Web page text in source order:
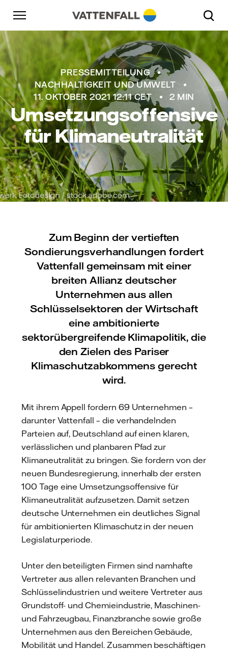
Überspringen
Zurück zur Hauptnavigation
Gehe zur Fußzeile
PRESSEMITTEILUNG
NACHHALTIGKEIT UND UMWELT
11. OKTOBER 2021 12:11 CET
2 MIN
Umsetzungsoffensive
für Klimaneutralität
Zum Beginn der vertieften
Sondierungsverhandlungen fordert
Vattenfall gemeinsam mit einer
breiten Allianz deutscher
Unternehmen aus allen
Schlüsselsektoren der Wirtschaft
eine ambitionierte
sektorübergreifende Klimapolitik, die
den Zielen des Pariser
Klimaschutzabkommens gerecht
wird.
Mit ihrem Appell fordern 69 Unternehmen –
darunter Vattenfall – die verhandelnden
Parteien auf, Deutschland auf einen klaren,
verlässlichen und planbaren Pfad zur
Klimaneutralität zu bringen. Sie fordern von der
neuen Bundesregierung, innerhalb der ersten
100 Tage eine Umsetzungsoffensive für
Klimaneutralität aufzusetzen. Damit setzen
deutsche Unternehmen ein deutliches Signal
für ambitionierten Klimaschutz in der neuen
Legislaturperiode.
Unter den beteiligten Firmen sind namhafte
Vertreter aus allen relevanten Branchen und
Schlüsselindustrien und weitere Vertreter aus
Grundstoff- und Chemieindustrie, Maschinen-
und Fahrzeugbau, Finanzbranche sowie große
Unternehmen aus den Bereichen Gebäude,
Mobilität und Handel. Zusammen beschäftigen
Zurück zur Hauptnavigation